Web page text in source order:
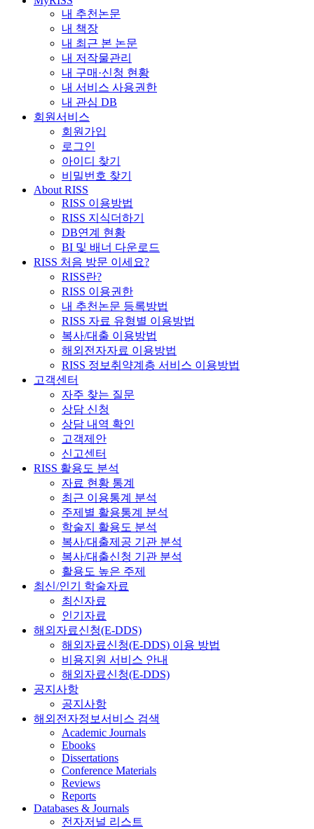
내 추천논문
내 책장
내 최근 본 논문
내 저작물관리
내 구매·신청 현황
내 서비스 사용권한
내 관심 DB
회원서비스
회원가입
로그인
아이디 찾기
비밀번호 찾기
About RISS
RISS 이용방법
RISS 지식더하기
DB연계 현황
BI 및 배너 다운로드
RISS 처음 방문 이세요?
RISS란?
RISS 이용권한
내 추천논문 등록방법
RISS 자료 유형별 이용방법
복사/대출 이용방법
해외전자자료 이용방법
RISS 정보취약계층 서비스 이용방법
고객센터
자주 찾는 질문
상담 신청
상담 내역 확인
고객제안
신고센터
RISS 활용도 분석
자료 현황 통계
최근 이용통계 분석
주제별 활용통계 분석
학술지 활용도 분석
복사/대출제공 기관 분석
복사/대출신청 기관 분석
활용도 높은 주제
최신/인기 학술자료
최신자료
인기자료
해외자료신청(E-DDS)
해외자료신청(E-DDS) 이용 방법
비용지원 서비스 안내
해외자료신청(E-DDS)
공지사항
공지사항
해외전자정보서비스 검색
Academic Journals
Ebooks
Dissertations
Conference Materials
Reviews
Reports
Databases & Journals
전자저널 리스트